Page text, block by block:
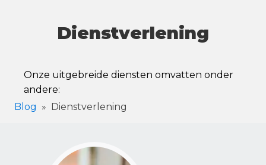
Dienstverlening
Onze uitgebreide diensten omvatten onder
andere:
Blog » Dienstverlening